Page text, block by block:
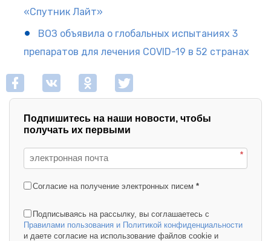
«Спутник Лайт»
ВОЗ объявила о глобальных испытаниях 3
препаратов для лечения COVID-19 в 52 странах
Подпишитесь на наши новости, чтобы
получать их первыми
*
Согласие на получение электронных писем *
Подписываясь на рассылку, вы соглашаетесь с
Правилами пользования и Политикой конфиденциальности
и даете согласие на использование файлов cookie и